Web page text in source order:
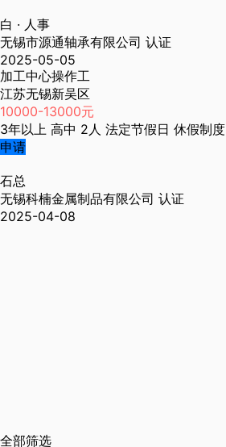
白 · 人事
无锡市源通轴承有限公司 认证
2025-05-05
加工中心操作工
江苏无锡新吴区
10000-13000元
3年以上 高中 2人 法定节假日 休假制度
申请
石总
无锡科楠金属制品有限公司 认证
2025-04-08
全部筛选